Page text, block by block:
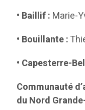
• Baillif : Marie-
• Bouillante :
• Capesterre-
Communauté
du Nord